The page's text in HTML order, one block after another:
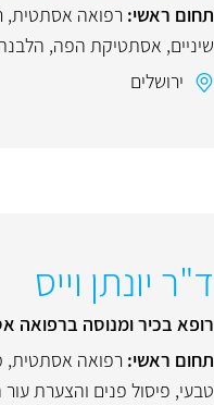
תחום ראשי: רפואה אסתטית,
שיניים, אסתטיקת הפה,
ירושלים
ד"ר יונתן וייס
רופא בכיר ומנוסה ברפואה
תחום ראשי: רפואה אסתטית,
טבעי, פיסול פנים והצערת עור